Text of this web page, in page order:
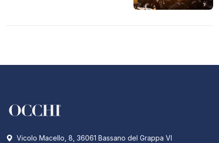
Vicolo Macello, 8, 36061 Bassano del Grappa VI